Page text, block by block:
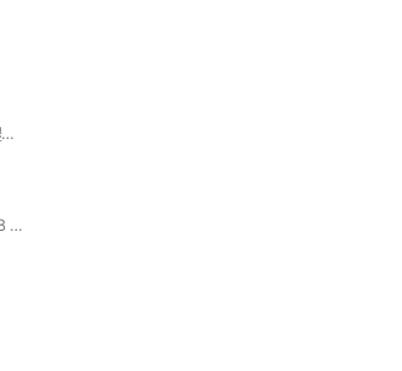
品嘉只給你萬中選一最優選的 親身試用體驗，好才分享 槿心家族2.0企劃 啟動無限商機
TikTok 直播主 - 小程 官方賴 @cheng888 每週一三五固定直播 團購群組優惠多更多！